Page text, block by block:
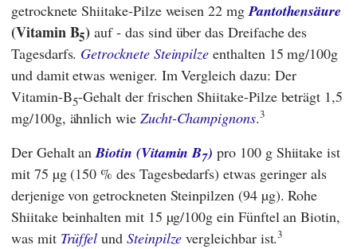
getrocknete Shiitake-Pilze weisen 22 mgPantothensäure
(Vitamin B5) auf - das sind über das Dreifache des
Tagesdarfs. Getrocknete Steinpilze enthalten 15 mg/100g
und damit etwas weniger. Im Vergleich dazu: Der
Vitamin-B5-Gehalt der frischen Shiitake-Pilze beträgt 1,5
mg/100g, ähnlich wie Zucht-Champignons.3
Der Gehalt anBiotin (Vitamin B7) pro 100 g Shiitake ist
mit 75 µg (150 % des Tagesbedarfs) etwas geringer als
derjenige von getrockneten Steinpilzen (94 µg). Rohe
Shiitake beinhalten mit 15 µg/100g ein Fünftel an Biotin,
was mit Trüffel und Steinpilze vergleichbar ist.3